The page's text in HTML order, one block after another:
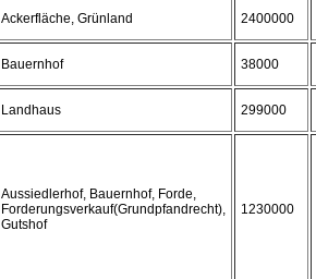
Ackerfläche, Grünland 2400000
Bauernhof 38000
Landhaus 299000
Aussiedlerhof, Bauernhof, Forde,
Forderungsverkauf(Grundpfandrecht),
Gutshof
1230000